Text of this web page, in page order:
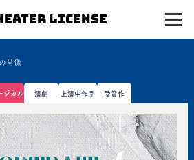
License
肖像
ジカル 演劇 上演中作品 受賞作